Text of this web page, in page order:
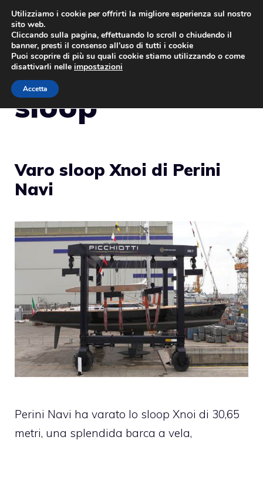
Vai
contenuto
sloop
Varo sloop Xnoi di Perini
Navi
Perini Navi ha varato lo sloop Xnoi di 30,65
metri, una splendida barca a vela,
Utilizziamo i cookie per offrirti la migliore esperienza sul nostro
sito web.
Cliccando sulla pagina, effettuando lo scroll o chiudendo il
banner, presti il consenso all’uso di tutti i cookie
Puoi scoprire di più su quali cookie stiamo utilizzando o come
disattivarli nelle impostazioni
Accetta